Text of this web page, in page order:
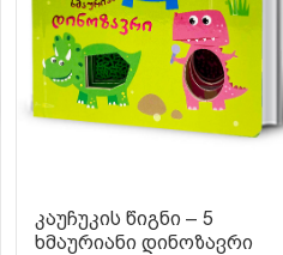
კაუჩუკის წიგნი – 5
ხმაურიანი დინოზავრი